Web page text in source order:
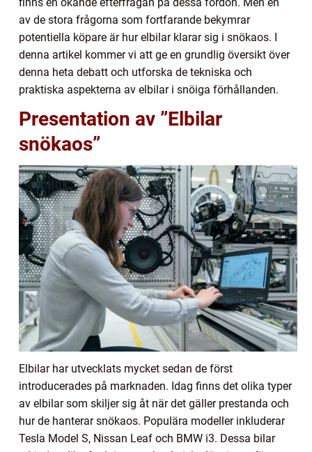
av de stora frågorna som fortfarande bekymrar
potentiella köpare är hur elbilar klarar sig i snökaos. I
denna artikel kommer vi att ge en grundlig översikt över
denna heta debatt och utforska de tekniska och
praktiska aspekterna av elbilar i snöiga förhållanden.
Presentation av ”Elbilar
snökaos”
Elbilar har utvecklats mycket sedan de först
introducerades på marknaden. Idag finns det olika typer
av elbilar som skiljer sig åt när det gäller prestanda och
hur de hanterar snökaos. Populära modeller inkluderar
Tesla Model S, Nissan Leaf och BMW i3. Dessa bilar